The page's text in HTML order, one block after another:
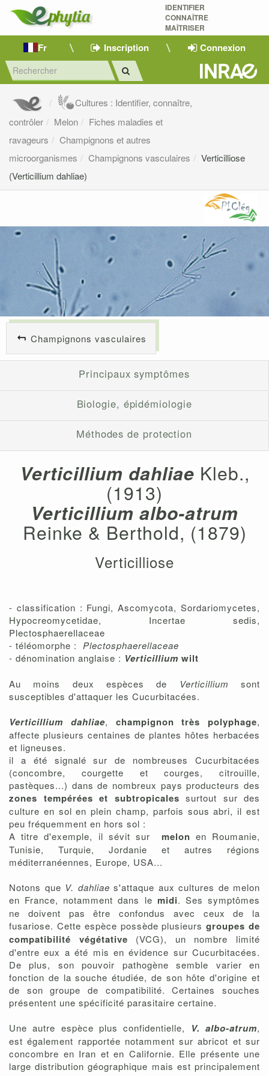
IDENTIFIER
CONNAÎTRE
MAÎTRISER
Fr Inscription Connexion
Cultures : Identifier, connaître,
contrôler
Melon
Fiches maladies et
ravageurs
Champignons et autres
microorganismes
Champignons vasculaires
Verticilliose
(Verticillium dahliae)
Champignons vasculaires
Principaux symptômes
Biologie, épidémiologie
Méthodes de protection
Verticillium dahliae Kleb.,
(1913)
Verticillium albo-atrum
Reinke & Berthold, (1879)
Verticilliose
- classification : Fungi, Ascomycota, Sordariomycetes,
Hypocreomycetidae, Incertae sedis,
Plectosphaerellaceae
- téléomorphe : Plectosphaerellaceae
- dénomination anglaise : Verticillium wilt
Au moins deux espèces de Verticillium sont
susceptibles d'attaquer les Cucurbitacées.
Verticillium dahliae, champignon très polyphage,
affecte plusieurs centaines de plantes hôtes herbacées
et ligneuses.
il a été signalé sur de nombreuses Cucurbitacées
(concombre, courgette et courges, citrouille,
pastèques...) dans de nombreux pays producteurs des
zones tempérées et subtropicales surtout sur des
culture en sol en plein champ, parfois sous abri, il est
peu fréquemment en hors sol :
A titre d'exemple, il sévit sur melon en Roumanie,
Tunisie, Turquie, Jordanie et autres régions
méditerranéennes, Europe, USA...
Notons que V. dahliae s'attaque aux cultures de melon
en France, notamment dans le midi. Ses symptômes
ne doivent pas être confondus avec ceux de la
fusariose. Cette espèce possède plusieursgroupes de
compatibilité végétative (VCG), un nombre limité
d'entre eux a été mis en évidence sur Cucurbitacées.
De plus, son pouvoir pathogène semble varier en
fonction de la souche étudiée, de son hôte d'origine et
de son groupe de compatibilité. Certaines souches
présentent une spécificité parasitaire certaine.
Une autre espèce plus confidentielle,
V. albo-atrum,
est également rapportée notamment sur abricot et sur
concombre en Iran et en Californie. Elle présente une
large distribution géographique mais est principalement